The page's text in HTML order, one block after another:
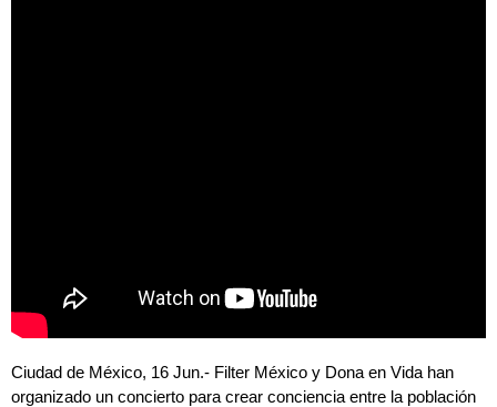
Ciudad de México, 16 Jun.- Filter México y Dona en Vida han
organizado un concierto para crear conciencia entre la población